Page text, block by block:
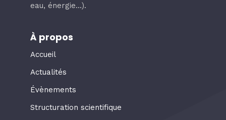
eau, énergie…).
À propos
Accueil
Actualités
Évènements
Structuration scientifique